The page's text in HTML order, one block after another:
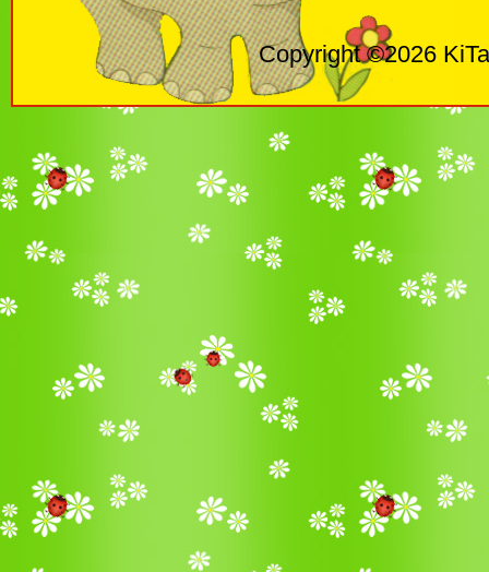
Copyright ©2026